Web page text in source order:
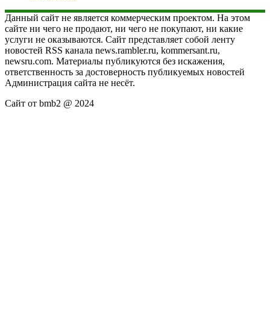
Данный сайт не является коммерческим проектом. На этом
сайте ни чего не продают, ни чего не покупают, ни какие
услуги не оказываются. Сайт представляет собой ленту
новостей RSS канала news.rambler.ru, kommersant.ru,
newsru.com. Материалы публикуются без искажения,
ответственность за достоверность публикуемых новостей
Администрация сайта не несёт.
Сайт от bmb2 @ 2024